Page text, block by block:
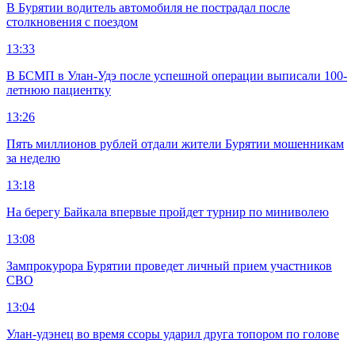
В Бурятии водитель автомобиля не пострадал после
столкновения с поездом
13:33
В БСМП в Улан-Удэ после успешной операции выписали 100-
летнюю пациентку
13:26
Пять миллионов рублей отдали жители Бурятии мошенникам
за неделю
13:18
На берегу Байкала впервые пройдет турнир по миниволею
13:08
Зампрокурора Бурятии проведет личный прием участников
СВО
13:04
Улан-удэнец во время ссоры ударил друга топором по голове